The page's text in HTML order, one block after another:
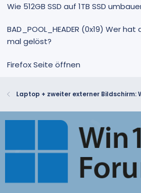
Wie 512GB SSD auf 1TB SSD
BAD_POOL_HEADER (0x19) Wer
mal gelöst?
Firefox Seite öffnen